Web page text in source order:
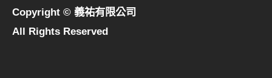
Copyright © 義祐有限公司
All Rights Reserved